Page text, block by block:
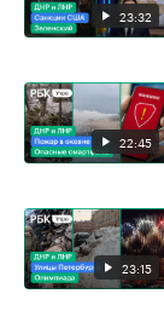
23:32
22:45
23:15